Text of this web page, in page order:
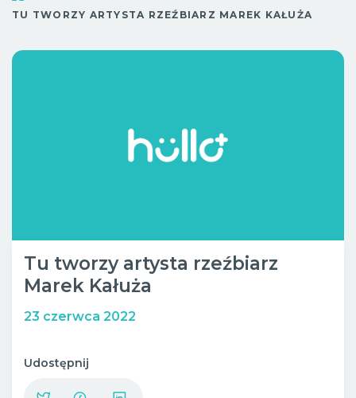
Wypoczynek
Bistro
Sob.
10:00 - 20:00
TU TWORZY ARTYSTA RZEŹBIARZ MAREK KAŁUŻA
Tu tworzy artysta rzeźbiarz
Marek Kałuża
23 czerwca 2022
Udostępnij